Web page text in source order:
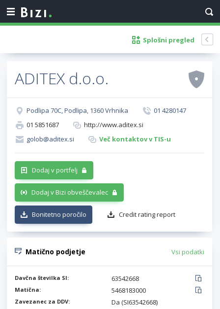
Splošni pregled
ADITEX d.o.o.
Podlipa 70C, Podlipa, 1360 Vrhnika
01 4280147
01 5851687
http://www.aditex.si
golob@aditex.si
Več kontaktov v TIS-u
Dodaj v portfelj
Dodaj v Bizi obveščevalec
Bonitetno poročilo Credit rating report
Matično podjetje Vsi podatki
Davčna številka SI: 63542668
Matična: 5468183000
Zavezanec za DDV: Da (SI63542668)